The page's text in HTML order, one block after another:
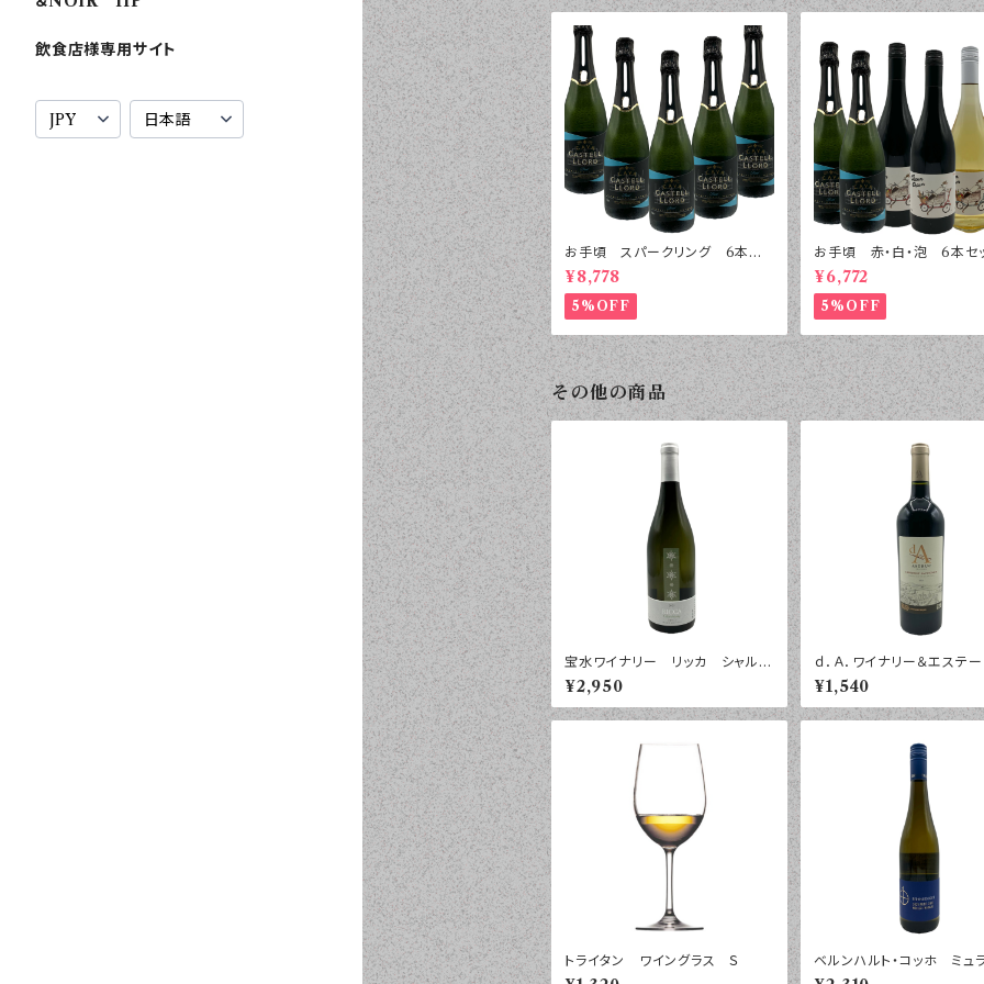
お手頃 スパークリング 6本セッ
ト
¥8,778
5%OFF
お手頃 赤・白・泡 6本セ
¥6,772
5%OFF
その他の商品
宝水ワイナリー リッカ シャルド
ネ ２０２５年 ７５０ｍｌ
¥2,950
ｄ．Ａ．ワイナリー＆エステ
ストラック カベルネ・ソー
ヨン ペイ・ドック ２０２
５０ｍｌ
¥1,540
トライタン ワイングラス Ｓ
ベルンハルト・コッホ ミュ
ルガウ プティ・チエ トロ
飲食店様専用サイト